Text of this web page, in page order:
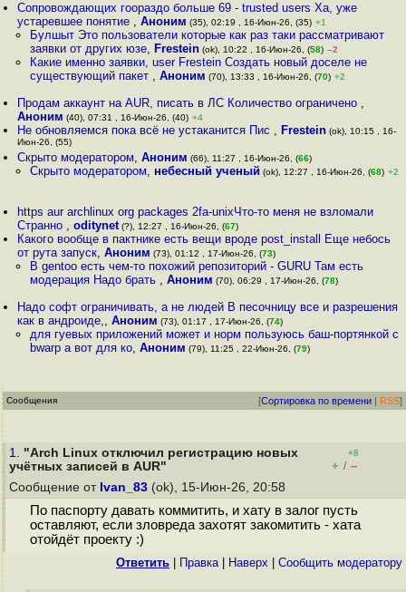
Сопровождающих гоораздо больше 69 - trusted users Ха, уже
устаревшее понятие ,Аноним (35), 02:19 , 16-Июн-26, (35) +1
Булшыт Это пользователи которые как раз таки рассматривают
заявки от других юзе, Frestein(ok), 10:22 , 16-Июн-26, (58) –2
Какие именно заявки, user Frestein Создать новый доселе не
существующий пакет , Аноним (70), 13:33 , 16-Июн-26, (70) +2
Продам аккаунт на AUR, писать в ЛС Количество ограничено ,
Аноним (40), 07:31 , 16-Июн-26, (40) +4
Не обновляемся пока всё не устаканится Пис , Frestein (ok), 10:15 , 16-
Июн-26, (55)
Скрыто модератором,Аноним (66), 11:27 , 16-Июн-26, (66)
Скрыто модератором, небесный ученый (ok), 12:27 , 16-Июн-26, (68) +2
https aur archlinux org packages 2fa-unixЧто-то меня не взломали
Странно ,oditynet (?), 12:27 , 16-Июн-26, (67)
Какого вообще в пактнике есть вещи вроде post_install Еще небось
от рута запуск,Аноним (73), 01:12 , 17-Июн-26, (73)
В gentoo есть чем-то похожий репозиторий - GURU Там есть
модерация Надо брать , Аноним (70), 06:29 , 17-Июн-26, (78)
Надо софт ограничивать, а не людей В песочницу все и разрешения
как в андроиде,,Аноним (73), 01:17 , 17-Июн-26, (74)
для гуевых приложений может и норм пользуюсь баш-портянкой с
bwarp а вот для ко, Аноним (79), 11:25 , 22-Июн-26, (79)
Сообщения [Сортировка по времени | RSS]
1. "Arch Linux отключил регистрацию новых
учётных записей в AUR"
+8
+ / –
Сообщение от Ivan_83 (ok), 15-Июн-26, 20:58
По паспорту давать коммитить, и хату в залог пусть
оставляют, если зловреда захотят закомитить - хата
отойдёт проекту :)
Ответить Правка| Наверх Cообщить модератору